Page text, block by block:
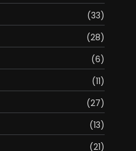
(33)
(28)
(6)
(11)
(27)
(13)
(21)